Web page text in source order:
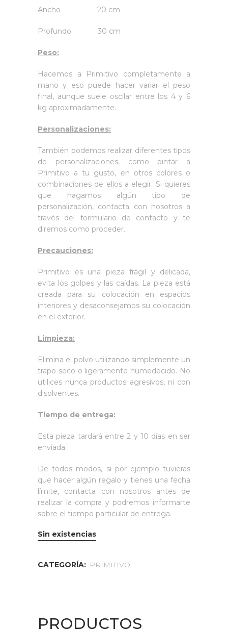
Ancho 20 cm
Profundo 30 cm
Peso:
Hacemos a Primitivo completamente a
mano y eso puede hacer variar el peso
final, aunque suele oscilar entre los 4 y 6
kg aproximadamente.
Personalizaciones:
También podemos realizar diferentes tipos
de personalizaciones, como pintar a
Primitivo a tu gusto, en otros colores o
combinaciones de ellos a elegir. Si quieres
que hagamos algún tipo de
personalización, contacta con nosotros a
través del formulario de contacto y te
diremos como proceder.
Precauciones:
Primitivo es una pieza frágil y delicada,
evita los golpes y las caídas. La pieza está
creada para su colocación en espacios
interiores y desaconsejamos su colocación
en el exterior.
Limpieza:
Elimina el polvo utilizando simplemente un
trapo seco o ligeramente humedecido. No
utilices nunca productos agresivos, ni con
disolventes.
Tiempo de entrega:
Esta pieza tardará entre 2 y 10 días en ser
enviada.
De todos modos, si por ejemplo tuvieras
que hacer algún regalo y tienes una fecha
límite, contacta con nosotros antes de
realizar la compra y podremos informarte
sobre el tiempo particular de entrega.
Sin existencias
CATEGORÍA: PRIMITIVO
PRODUCTOS